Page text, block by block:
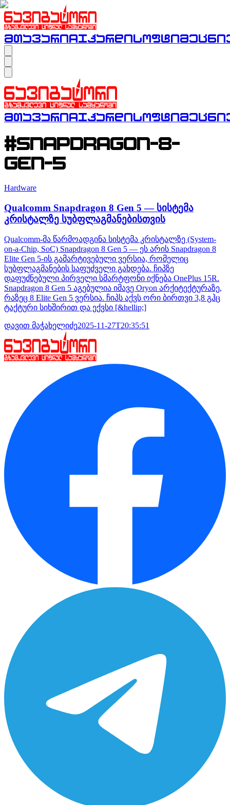
მთავარიAIჰარდისოფტი
მთავარიAIჰარდისოფტი
#snapdragon-8-
gen-5
Hardware
Qualcomm Snapdragon 8 Gen 5 — სისტემა
კრისტალზე სუბფლაგმანებისთვის
Qualcomm-მა წარმოადგინა სისტემა კრისტალზე (System-
on-a-Chip, SoC) Snapdragon 8 Gen 5 — ეს არის Snapdragon 8
Elite Gen 5-ის გამარტივებული ვერსია, რომელიც
სუბფლაგმანების საფუძველი გახდება. ჩიპზე
დაფუძნებული პირველი სმარტფონი იქნება OnePlus 15R.
Snapdragon 8 Gen 5 აგებულია იმავე Oryon არქიტექტურაზე,
რაზეც 8 Elite Gen 5 ვერსია. ჩიპს აქვს ორი ბირთვი 3,8 გჰც
ტაქტური სიხშირით და ექვსი [&hellip;]
დავით მაჭახელიძე2025-11-27T20:35:51